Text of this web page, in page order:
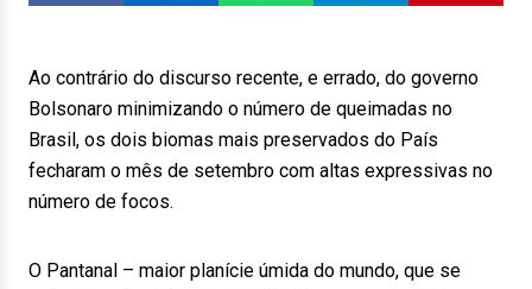
Ao contrário do discurso recente, e errado, do governo
Bolsonaro minimizando o número de queimadas no
Brasil, os dois biomas mais preservados do País
fecharam o mês de setembro com altas expressivas no
número de focos.
O Pantanal – maior planície úmida do mundo, que se